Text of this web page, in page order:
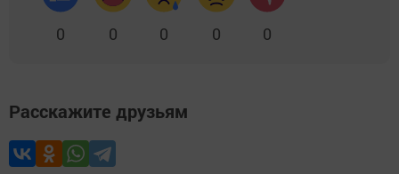
0 0 0 0 0
Расскажите друзьям